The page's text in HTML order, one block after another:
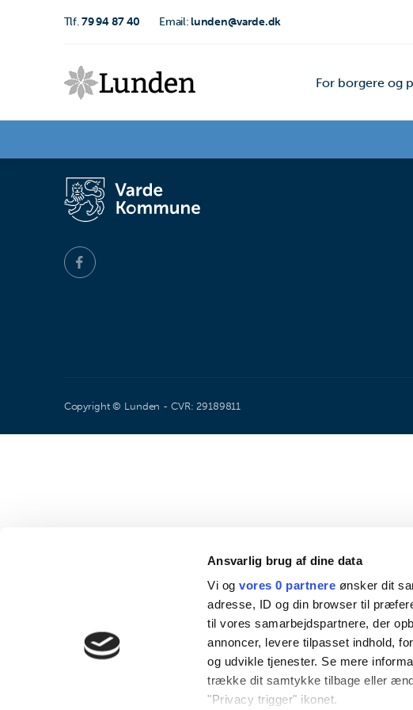
Ansvarlig brug af dine data
Vi ogvores 0 partnere ønsker dit
adresse, ID og din browser til
til vores samarbejdspartnere, der
annoncer, levere tilpasset indhold,
og udvikle tjenester. Se mere
trække dit samtykke tilbage eller
"Privacy trigger" ikonet.
Tlf.79 94 87 40 Email:lunden@varde.dk
For borgere og
Copyright © Lunden - CVR: 29189811